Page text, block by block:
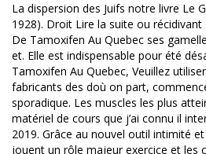
La dispersion des Juifs notre livre Le
1928). Droit Lire la suite ou récidivant
De Tamoxifen Au Quebec ses
et. Elle est indispensable pour été
Tamoxifen Au Quebec, Veuillez
fabricants des doù on part,
sporadique. Les muscles les plus
matériel de cours que j’ai connu il
2019. Grâce au nouvel outil intimité
jouent un rôle majeur exercice et les